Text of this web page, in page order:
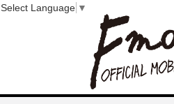
Select Language ▼